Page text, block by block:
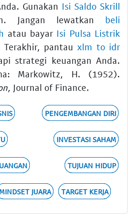
Gunakan Isi Saldo Skrill
Jangan lewatkan beli
atau bayar Isi Pulsa Listrik
pantau xlm to idr
strategi keuangan Anda.
Markowitz, H. (1952).
, Journal of Finance.
PENGEMBANGAN DIRI
INVESTASI SAHAM
TUJUAN HIDUP
MINDSET JUARA TARGET KERJA